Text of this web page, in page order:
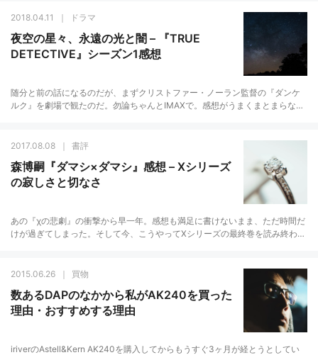
2018.04.11
ドラマ
夜空の星々、永遠の光と闇 – 『TRUE
DETECTIVE』シーズン1感想
随分と前の話になるのだが、まずクリストファー・ノーラン監督の『ダンケ
ルク』を劇場で観たのだ。勿論ちゃんとIMAXで。感想がうまくまとまらない
2017.08.08
書評
森博嗣『ダマシ×ダマシ』感想 – Xシリーズ
の寂しさと切なさ
あの『χの悲劇』の衝撃から早一年。感想も満足に書けないまま、ただ時間だ
けが過ぎてしまった。そして今、こうやってXシリーズの最終巻を読み終わっ
2015.06.26
買物
数あるDAPのなかから私がAK240を買った
理由・おすすめする理由
iriverのAstell&Kern AK240を購入してからもうすぐ3ヶ月が経とうとしてい